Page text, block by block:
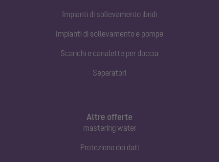
Impianti di sollevamento ibridi
Impianti di sollevamento e pompe
Scarichi e canalette per doccia
Separatori
Altre offerte
mastering water
Protezione dei dati